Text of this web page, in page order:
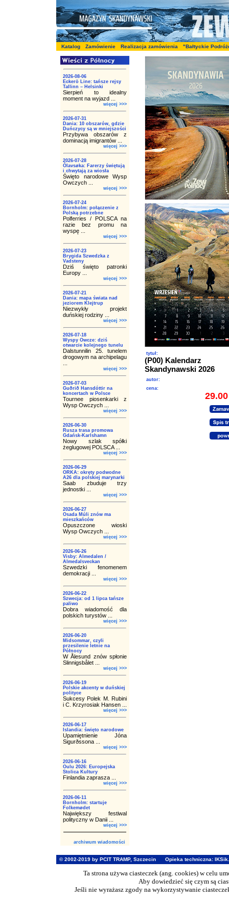
Katalog Zamówienie Realizacja zamówienia "Bałtyckie
2026-08-06
Eckerö Line: tańsze rejsy
Tallinn – Helsinki
Sierpień to idealny
moment na wyjazd ...
więcej >>>
2026-07-31
Dania: 10 obszarów, gdzie
Duńczycy są w mniejszości
Przybywa obszarów z
dominacją imigrantów ...
więcej >>>
2026-07-28
Ólavsøka: Farerzy świętują
i chwytają za wiosła
Święto narodowe Wysp
Owczych ...
więcej >>>
2026-07-24
Bornholm: połączenie z
Polską potrzebne
Polferries / POLSCA na
razie bez promu na
wyspę ...
więcej >>>
2026-07-23
Brygida Szwedzka z
Vadsteny
Dziś święto patronki
Europy ...
więcej >>>
2026-07-21
Dania: mapa świata nad
jeziorem Klejtrup
Niezwykły projekt
duńskiej rodziny ...
więcej >>>
2026-07-18
Wyspy Owcze: dziś
otwarcie kolejnego tunelu
Dalstunnilin 25. tunelem
drogowym na archipelagu
więcej >>>
2026-07-03
Guðrið Hansdóttir na
koncertach w Polsce
Tournee piosenkarki z
Wysp Owczych ...
więcej >>>
2026-06-30
Rusza trasa promowa
Gdańsk-Karlshamn
Nowy szlak spółki
żeglugowej POLSCA ...
więcej >>>
2026-06-29
ORKA: okręty podwodne
A26 dla polskiej marynarki
Saab zbuduje trzy
jednostki ...
więcej >>>
2026-06-27
Osada Múli znów ma
mieszkańców
Opuszczone wioski
Wysp Owczych ...
więcej >>>
2026-06-26
Visby: Almedalen /
Almedalsveckan
Szwedzki fenomenem
demokracji ...
więcej >>>
2026-06-22
Szwecja: od 1 lipca tańsze
paliwo
Dobra wiadomość dla
polskich turystów ...
więcej >>>
2026-06-20
Midsommar, czyli
przesilenie letnie na
Północy
W Ålesund znów spłonie
Slinnigsbålet ...
więcej >>>
2026-06-19
Polskie akcenty w duńskiej
polityce
Sukcesy Polek M. Rubini
i C. Krzyrosiak Hansen ...
więcej >>>
2026-06-17
Islandia: święto narodowe
Upamiętnienie Jóna
Sigurðssona ...
więcej >>>
2026-06-16
Oulu 2026: Europejska
Stolica Kultury
Finlandia zaprasza ...
więcej >>>
2026-06-11
Bornholm: startuje
Folkemødet
Największy festiwal
polityczny w Danii ...
więcej >>>
archiwum wiadomości
tytuł:
(P00) Kalendarz
Skandynawski 2026
autor:
cena:
© 2002-2019 by PCIT TRAMP, Szczecin Opieka techniczna:
Ta strona używa ciasteczek (ang. cookies) w celu
Aby dowiedzieć się czym są
Jeśli nie wyrażasz zgody na wykorzystywanie